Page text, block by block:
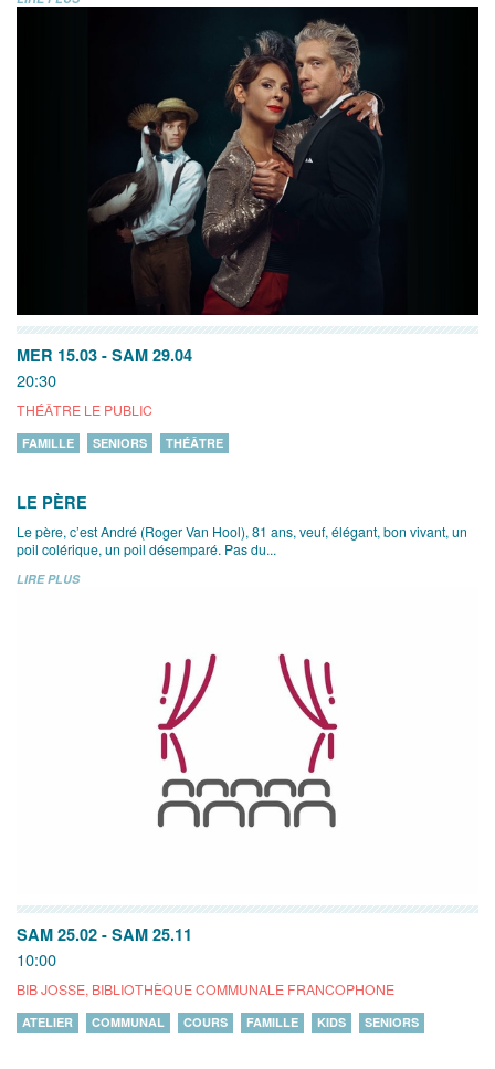
MER 15.03 - SAM 29.04
20:30
THÉÂTRE LE PUBLIC
FAMILLE SENIORS THÉÂTRE
LE PÈRE
Le père, c’est André (Roger Van Hool), 81 ans, veuf, élégant, bon vivant, un
poil colérique, un poil désemparé. Pas du...
LIRE PLUS
SAM 25.02 - SAM 25.11
10:00
BIB JOSSE, BIBLIOTHÈQUE COMMUNALE FRANCOPHONE
ATELIER COMMUNAL COURS FAMILLE KIDS SENIORS